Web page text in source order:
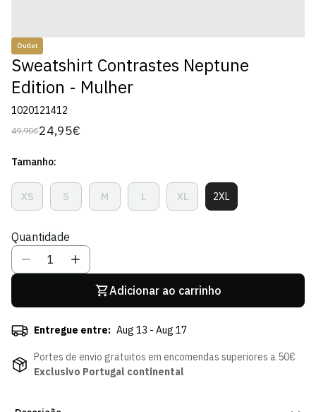
Outlet
Sweatshirt Contrastes Neptune
Edition - Mulher
1020121412
Preço
49,90€
Preço
venda
24,95€
Tamanho:
XSVariante
Esgotada
Indisponível
SVariante
Esgotada
Indisponível
MVariante
Esgotada
LVariante
Esgotada
XL
Variante
Esgotada
2XLVariante
Esgotada
Quantidade
Adicionar ao carrinho
Entregue entre: Aug 13 - Aug 17
Portes de envio gratuitos em encomendas superiores a 50€
Exclusivo Portugal continental